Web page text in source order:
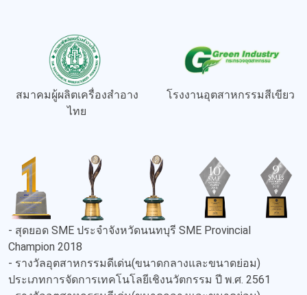
สมาคมผู้ผลิตเครื่องสำอาง
ไทย
โรงงานอุตสาหกรรมสีเขียว
- สุดยอด SME ประจำจังหวัดนนทบุรี SME Provincial
Champion 2018
- รางวัลอุตสาหกรรมดีเด่น(ขนาดกลางและขนาดย่อม)
ประเภทการจัดการเทคโนโลยีเชิงนวัตกรรม ปี พ.ศ. 2561